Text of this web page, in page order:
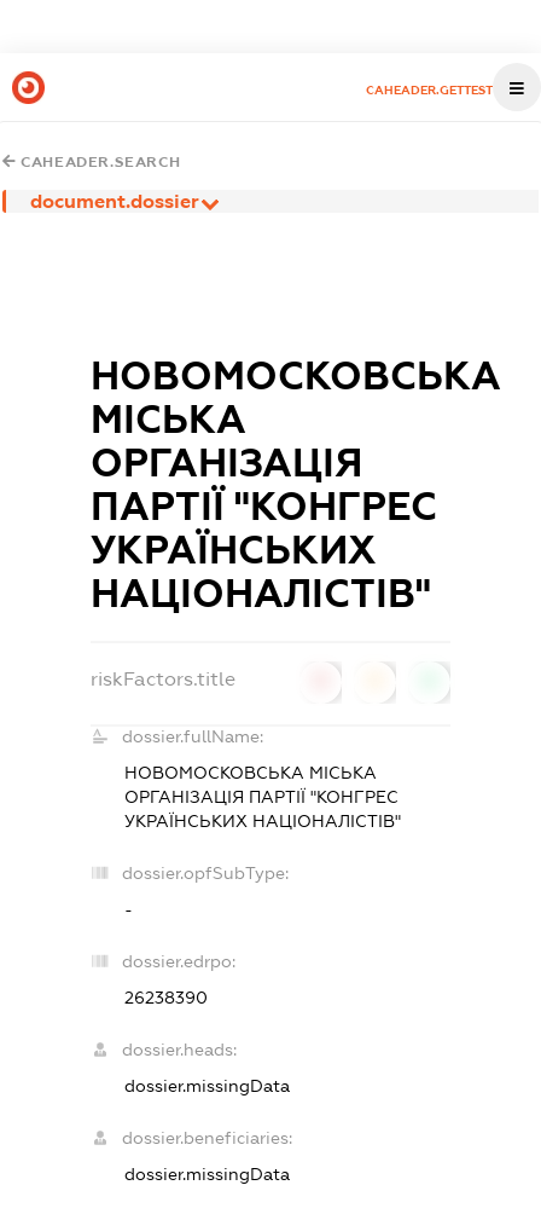
CAHEADER.GETTEST
CAHEADER.SEARCH
document.dossier
НОВОМОСКОВСЬКА
МІСЬКА
ОРГАНІЗАЦІЯ
ПАРТІЇ "КОНГРЕС
УКРАЇНСЬКИХ
НАЦІОНАЛІСТІВ"
riskFactors.title
dossier.fullName:
НОВОМОСКОВСЬКА МІСЬКА
ОРГАНІЗАЦІЯ ПАРТІЇ "КОНГРЕС
УКРАЇНСЬКИХ НАЦІОНАЛІСТІВ"
dossier.opfSubType:
-
dossier.edrpo:
26238390
dossier.heads:
dossier.missingData
dossier.beneficiaries:
dossier.missingData